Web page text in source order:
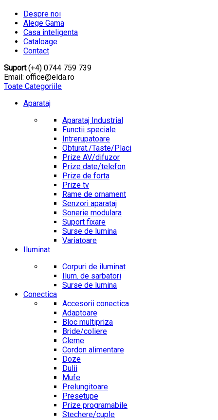
Despre noi
Alege Gama
Casa inteligenta
Cataloage
Contact
Suport(+4) 0744 759 739
Email: office@elda.ro
Toate Categoriile
Aparataj
Aparataj Industrial
Functii speciale
Intrerupatoare
Obturat./Taste/Placi
Prize AV/difuzor
Prize date/telefon
Prize de forta
Prize tv
Rame de ornament
Senzori aparataj
Sonerie modulara
Suport fixare
Surse de lumina
Variatoare
Iluminat
Corpuri de iluminat
Ilum. de sarbatori
Surse de lumina
Conectica
Accesorii conectica
Adaptoare
Bloc multipriza
Bride/coliere
Cleme
Cordon alimentare
Doze
Dulii
Mufe
Prelungitoare
Presetupe
Prize programabile
Stechere/cuple